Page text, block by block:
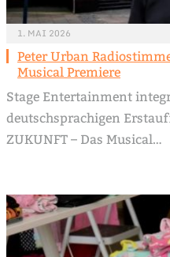
1. MAI 2026
Peter Urban
Musical Premiere
Stage Entertainment
deutschsprachigen
ZUKUNFT – Das Musical…